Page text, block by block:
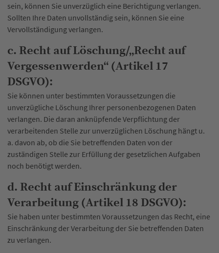
sein, können Sie unverzüglich eine Berichtigung verlangen.
Sollten Ihre Daten unvollständig sein, können Sie eine
Vervollständigung verlangen.
c. Recht auf Löschung/„Recht auf
Vergessenwerden“ (Artikel 17
DSGVO):
Sie können unter bestimmten Voraussetzungen die
unverzügliche Löschung Ihrer personenbezogenen Daten
verlangen. Die daran anknüpfende Verpflichtung der
verarbeitenden Stelle zur unverzüglichen Löschung hängt u.
a. davon ab, ob die Sie betreffenden Daten von der
zuständigen Stelle zur Erfüllung der gesetzlichen Aufgaben
noch benötigt werden.
d. Recht auf Einschränkung der
Verarbeitung (Artikel 18 DSGVO):
Sie haben unter bestimmten Voraussetzungen das Recht, eine
Einschränkung der Verarbeitung der Sie betreffenden Daten
zu verlangen.